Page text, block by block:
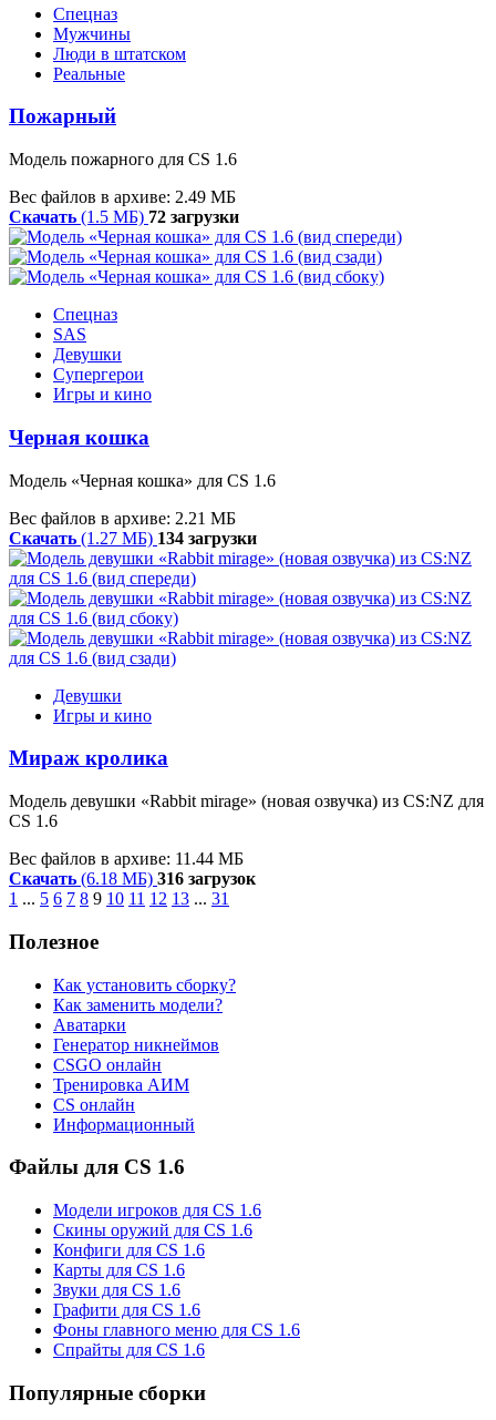
Спецназ
Мужчины
Люди в штатском
Реальные
Пожарный
Модель пожарного для CS 1.6
Вес файлов в архиве: 2.49 МБ
Скачать (1.5 МБ) 72 загрузки
Спецназ
SAS
Девушки
Супергерои
Игры и кино
Черная кошка
Модель «Черная кошка» для CS 1.6
Вес файлов в архиве: 2.21 МБ
Скачать (1.27 МБ) 134 загрузки
Девушки
Игры и кино
Мираж кролика
Модель девушки «Rabbit mirage» (новая озвучка) из CS:NZ для
CS 1.6
Вес файлов в архиве: 11.44 МБ
Скачать (6.18 МБ) 316 загрузок
1 ... 5 6 7 8 9 10 11 12 13 ... 31
Полезное
Как установить сборку?
Как заменить модели?
Аватарки
Генератор никнеймов
CSGO онлайн
Тренировка АИМ
CS онлайн
Информационный
Файлы для CS 1.6
Модели игроков для CS 1.6
Скины оружий для CS 1.6
Конфиги для CS 1.6
Карты для CS 1.6
Звуки для CS 1.6
Графити для CS 1.6
Фоны главного меню для CS 1.6
Спрайты для CS 1.6
Популярные сборки